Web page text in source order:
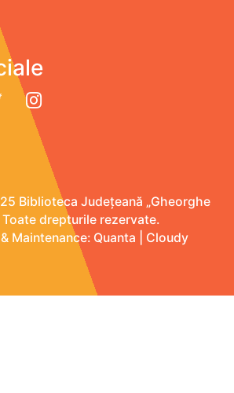
Biblioteca Județeană „Gheorghe
Toate drepturile rezervate.
Maintenance: Quanta Cloudy